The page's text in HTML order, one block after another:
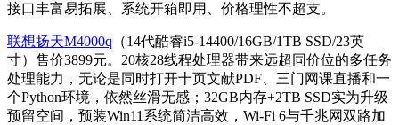
接口丰富易拓展、系统开箱即用、价格理性不超支。
联想扬天M4000q （14代酷睿i5-14400/16GB/1TB SSD/23英
寸）售价3899元。20核28线程处理器带来远超同价位的多任务
处理能力，无论是同时打开十页文献PDF、三门网课直播和一
个Python环境，依然丝滑无感；32GB内存+2TB SSD实为升级
预留空间，预装Win11系统简洁高效，Wi-Fi 6与千兆网双路加